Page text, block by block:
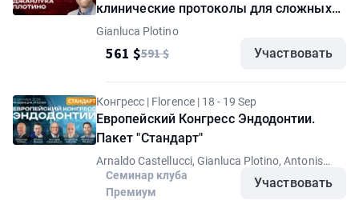
клинические протоколы для сложных
случаев. Практический курс Джанлуки
Плотино
Gianluca Plotino
561 $591 $ Участвовать
Конгресс | Florence | 18 - 19 Sep
Европейский Конгресс Эндодонтии.
Пакет "Стандарт"
Arnaldo Castellucci, Gianluca Plotino, Antonis
Chaniotis, Stephen Cohen, Enrico Cassai
Семинар клуба
Премиум
Участвовать